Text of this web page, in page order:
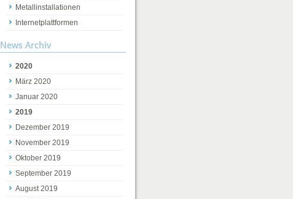
Metallinstallationen
Internetplattformen
News Archiv
2020
März 2020
Januar 2020
2019
Dezember 2019
November 2019
Oktober 2019
September 2019
August 2019